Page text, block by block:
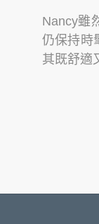
Nancy雖
仍保持時
其既舒適